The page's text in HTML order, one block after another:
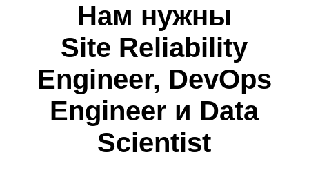
Нам нужны
Site Reliability
Engineer, DevOps
Engineer и Data
Scientist